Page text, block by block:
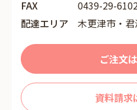
FAX
0439-29-
配達エリア
木更津市・
ご注文
資料請求